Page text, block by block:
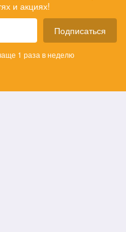
и акциях!
Подписаться
1 раза в неделю